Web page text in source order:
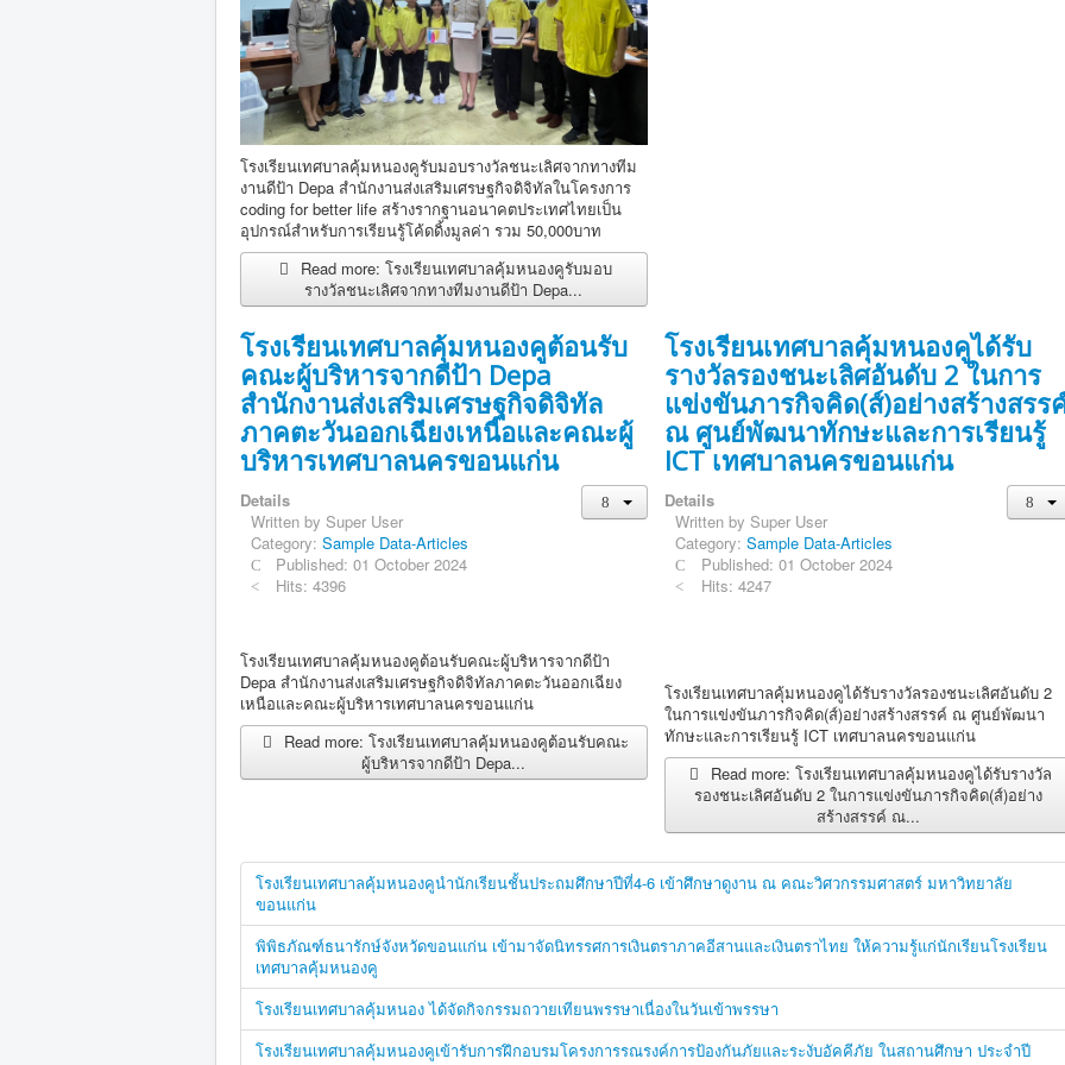
โรงเรียนเทศบาลคุ้มหนองคูรับมอบรางวัลชนะเลิศจากทางทีม
งานดีป้า Depa สำนักงานส่งเสริมเศรษฐกิจดิจิทัลในโครงการ
coding for better life สร้างรากฐานอนาคตประเทศไทยเป็น
อุปกรณ์สำหรับการเรียนรู้โค้ดดิ้งมูลค่า รวม 50,000บาท
Read more: โรงเรียนเทศบาลคุ้มหนองคูรับมอบ
รางวัลชนะเลิศจากทางทีมงานดีป้า Depa...
โรงเรียนเทศบาลคุ้มหนองคูต้อนรับ
คณะผู้บริหารจากดีป้า Depa
สำนักงานส่งเสริมเศรษฐกิจดิจิทัล
ภาคตะวันออกเฉียงเหนือและคณะผู้
บริหารเทศบาลนครขอนแก่น
Details
Written by Super User
Category: Sample Data-Articles
Published: 01 October 2024
Hits: 4396
โรงเรียนเทศบาลคุ้มหนองคูต้อนรับคณะผู้บริหารจากดีป้า
Depa สำนักงานส่งเสริมเศรษฐกิจดิจิทัลภาคตะวันออกเฉียง
เหนือและคณะผู้บริหารเทศบาลนครขอนแก่น
Read more: โรงเรียนเทศบาลคุ้มหนองคูต้อนรับคณะ
ผู้บริหารจากดีป้า Depa...
โรงเรียนเทศบาลคุ้มหนองคูได้รับ
รางวัลรองชนะเลิศอันดับ 2 ในการ
แข่งขันภารกิจคิด(ส์)อย่างสร้างสรร
ณ ศูนย์พัฒนาทักษะและการเรียนรู้
ICT เทศบาลนครขอนแก่น
Details
Written bySuper User
Category:Sample Data-Articles
Published: 01 October 2024
Hits: 4247
โรงเรียนเทศบาลคุ้มหนองคูได้รับรางวัลรองชนะเลิศอันดับ 2
ในการแข่งขันภารกิจคิด(ส์)อย่างสร้างสรรค์ ณ ศูนย์พัฒนา
ทักษะและการเรียนรู้ ICT เทศบาลนครขอนแก่น
Read more: โรงเรียนเทศบาลคุ้มหนองคูได้รับรางวัล
รองชนะเลิศอันดับ 2 ในการแข่งขันภารกิจคิด(ส์)อย่าง
สร้างสรรค์ ณ...
โรงเรียนเทศบาลคุ้มหนองคูนำนักเรียนชั้นประถมศึกษาปีที่4-6 เข้าศึกษาดูงาน ณ คณะวิศวกรรมศาสตร์ มหาวิทยาลัย
ขอนแก่น
พิพิธภัณฑ์ธนารักษ์จังหวัดขอนแก่น เข้ามาจัดนิทรรศการเงินตราภาคอีสานและเงินตราไทย ให้ความรู้แก่นักเรียนโรงเรียน
เทศบาลคุ้มหนองคู
โรงเรียนเทศบาลคุ้มหนอง ได้จัดกิจกรรมถวายเทียนพรรษาเนื่องในวันเข้าพรรษา
โรงเรียนเทศบาลคุ้มหนองคูเข้ารับการฝึกอบรมโครงการรณรงค์การป้องกันภัยและระงับอัคคีภัย ในสถานศึกษา ประจำปี